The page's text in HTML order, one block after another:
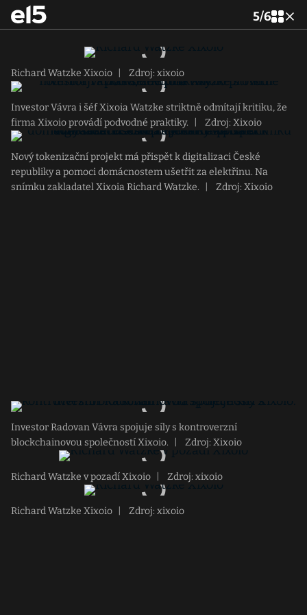
5/6
Richard Watzke Xixoio Zdroj: xixoio
Investor Vávra i šéf Xixoia Watzke striktně odmítají kritiku, že
firma Xixoio provádí podvodné praktiky.
Zdroj: Xixoio
Nový tokenizační projekt má přispět k digitalizaci České
republiky a pomoci domácnostem ušetřit za elektřinu. Na
snímku zakladatel Xixoia Richard Watzke.
Zdroj: Xixoio
Investor Radovan Vávra spojuje síly s kontroverzní
blockchainovou společností Xixoio.
Zdroj: Xixoio
Richard Watzke v pozadí Xixoio Zdroj: xixoio
Richard Watzke Xixoio Zdroj: xixoio